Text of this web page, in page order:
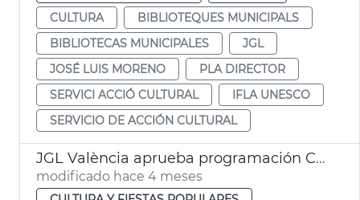
CULTURA
BIBLIOTEQUES MUNICIPALS
BIBLIOTECAS MUNICIPALES
JGL
JOSÉ LUIS MORENO
PLA DIRECTOR
SERVICI ACCIÓ CULTURAL
IFLA UNESCO
SERVICIO DE ACCIÓN CULTURAL
JGL València aprueba programación Cultura a las pedanías
modificado hace 4 meses